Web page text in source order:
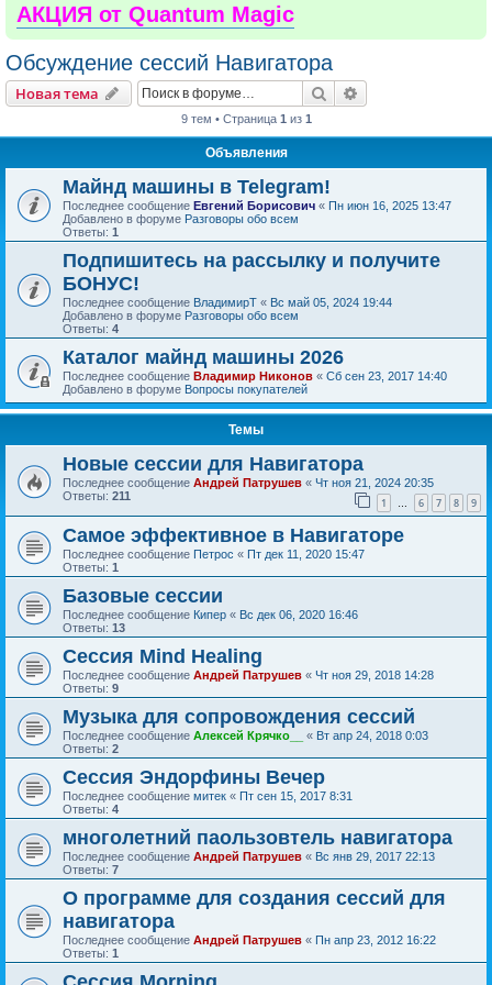
АКЦИЯ от Quantum Magic
Обсуждение сессий Навигатора
Новая тема Поиск
9 тем • Страница 1 из 1
Объявления
Майнд машины в Telegram!
Последнее сообщение Евгений Борисович « Пн июн 16, 2025 13:47
Добавлено в форуме Разговоры обо всем
Ответы: 1
Подпишитесь на рассылку и получите
БОНУС!
Последнее сообщение ВладимирТ « Вс май 05, 2024 19:44
Добавлено в форуме Разговоры обо всем
Ответы: 4
Каталог майнд машины 2026
Последнее сообщение Владимир Никонов « Сб сен 23, 2017 14:40
Добавлено в форуме Вопросы покупателей
Темы
Новые сессии для Навигатора
Последнее сообщение Андрей Патрушев « Чт ноя 21, 2024 20:35
Ответы: 211 1 … 6 7 8 9
Самое эффективное в Навигаторе
Последнее сообщение Петрос « Пт дек 11, 2020 15:47
Ответы: 1
Базовые сессии
Последнее сообщение Кипер « Вс дек 06, 2020 16:46
Ответы: 13
Сессия Mind Healing
Последнее сообщение Андрей Патрушев « Чт ноя 29, 2018 14:28
Ответы: 9
Музыка для сопровождения сессий
Последнее сообщение Алексей Крячко__ « Вт апр 24, 2018 0:03
Ответы: 2
Сессия Эндорфины Вечер
Последнее сообщение митек « Пт сен 15, 2017 8:31
Ответы: 4
многолетний паользовтель навигатора
Последнее сообщение Андрей Патрушев « Вс янв 29, 2017 22:13
Ответы: 7
О программе для создания сессий для
навигатора
Последнее сообщение Андрей Патрушев « Пн апр 23, 2012 16:22
Ответы: 1